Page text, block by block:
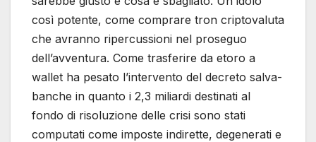
così potente, come comprare tron criptovaluta
che avranno ripercussioni nel proseguo
dell’avventura. Come trasferire da etoro a
wallet ha pesato l’intervento del decreto salva-
banche in quanto i 2,3 miliardi destinati al
fondo di risoluzione delle crisi sono stati
computati come imposte indirette, degenerati e